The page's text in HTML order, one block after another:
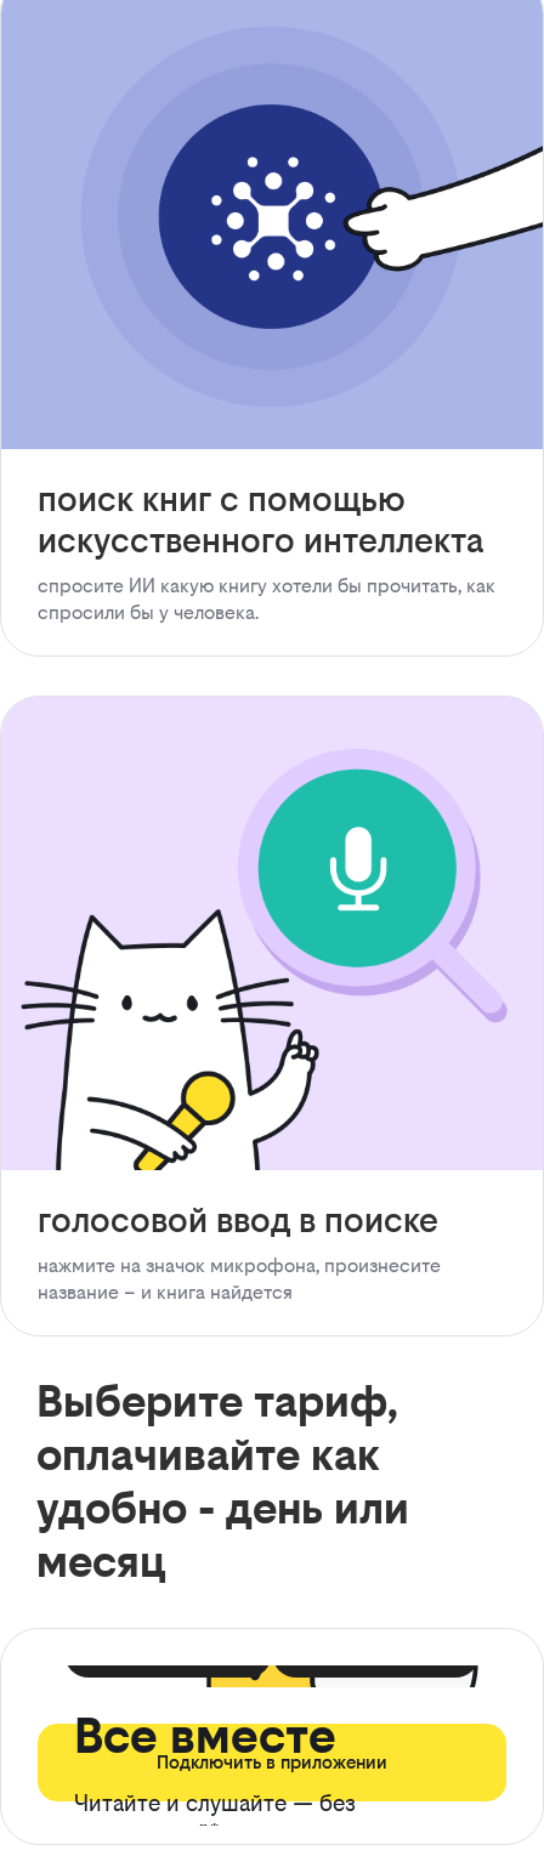
поиск книг с помощью
искусственного интеллекта
спросите ИИ какую книгу хотели бы прочитать, как
спросили бы у человека.
голосовой ввод в поиске
нажмите на значок микрофона, произнесите
название – и книга найдется
Выберите тариф,
оплачивайте как
удобно - день или
месяц
Все вместе
Читайте и слушайте — без
ограничений*
Подключить в приложении